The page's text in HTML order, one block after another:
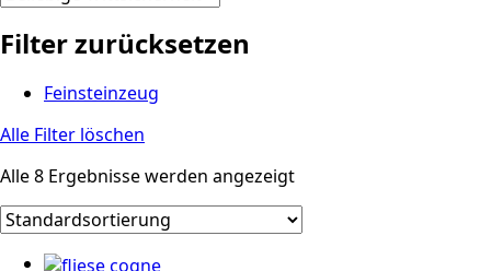
Filter zurücksetzen
Feinsteinzeug
Alle Filter löschen
Alle 8 Ergebnisse werden angezeigt